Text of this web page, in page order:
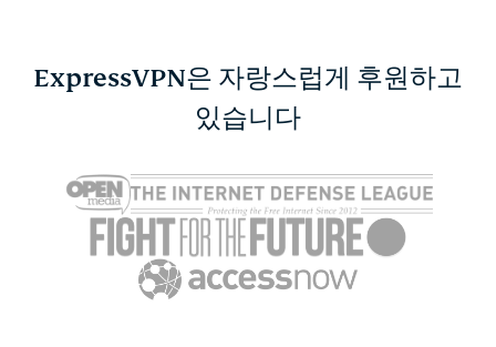
소셜 미디어에서 민감한
방법
Michael Pedley 7 분
확장 프로
Michael
ExpressVPN은 자랑스럽게 후원하고
있습니다